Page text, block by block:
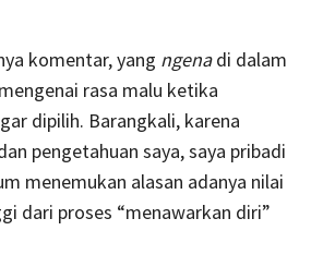
komentar, yang ngenadi dalam
rasa malu ketika
dipilih. Barangkali, karena
pengetahuan saya, saya pribadi
menemukan alasan adanya nilai
dari proses “menawarkan diri”